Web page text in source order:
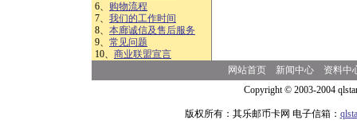
6、 购物流程
7、 我们的工作时间
8、 本廊诚信及售后服务
9、 常见问题
10、 商业联盟宣言
网站首页 新闻中心
资料中
Copyright © 2003-2004
版权所有：其乐邮币卡网 电子信箱：